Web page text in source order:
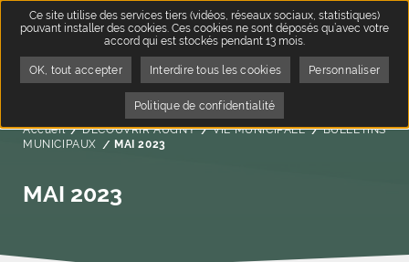
Accueil DÉCOUVRIR AUGNY VIE MUNICIPALE
BULLETINS
MUNICIPAUX
Page active :
MAI 2023
MAI 2023
Ce site utilise des services tiers (vidéos, réseaux sociaux, statistiques)
pouvant installer des cookies. Ces cookies ne sont déposés qu’avec votre
accord qui est stockés pendant 13 mois.
OK, tout accepter Interdire tous les cookies Personnaliser
Politique de confidentialité